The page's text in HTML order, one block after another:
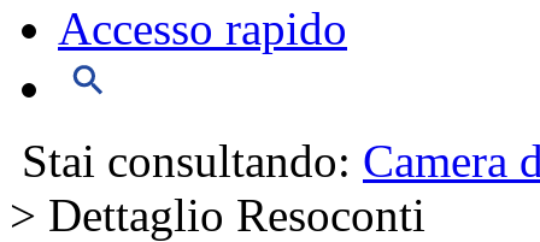
Accesso rapido
Stai consultando: Camera
> Dettaglio Resoconti